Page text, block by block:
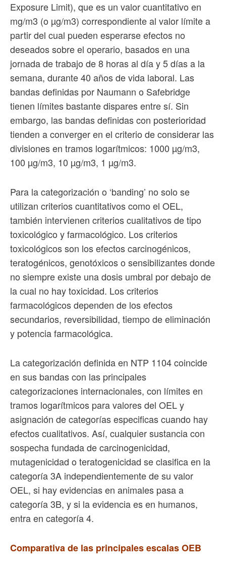
Exposure Limit), que es un valor cuantitativo en
mg/m3 (o µg/m3) correspondiente al valor límite a
partir del cual pueden esperarse efectos no
deseados sobre el operario, basados en una
jornada de trabajo de 8 horas al día y 5 días a la
semana, durante 40 años de vida laboral. Las
bandas definidas por Naumann o Safebridge
tienen límites bastante dispares entre sí. Sin
embargo, las bandas definidas con posterioridad
tienden a converger en el criterio de considerar las
divisiones en tramos logarítmicos: 1000 µg/m3,
100 µg/m3, 10 µg/m3, 1 µg/m3.
Para la categorización o ‘banding’ no solo se
utilizan criterios cuantitativos como el OEL,
también intervienen criterios cualitativos de tipo
toxicológico y farmacológico. Los criterios
toxicológicos son los efectos carcinogénicos,
teratogénicos, genotóxicos o sensibilizantes donde
no siempre existe una dosis umbral por debajo de
la cual no hay toxicidad. Los criterios
farmacológicos dependen de los efectos
secundarios, reversibilidad, tiempo de eliminación
y potencia farmacológica.
La categorización definida en NTP 1104 coincide
en sus bandas con las principales
categorizaciones internacionales, con límites en
tramos logarítmicos para valores del OEL y
asignación de categorías especificas cuando hay
efectos cualitativos. Así, cualquier sustancia con
sospecha fundada de carcinogenicidad,
mutagenicidad o teratogenicidad se clasifica en la
categoría 3A independientemente de su valor
OEL, si hay evidencias en animales pasa a
categoría 3B, y si la evidencia es en humanos,
entra en categoría 4.
Comparativa de las principales escalas OEB